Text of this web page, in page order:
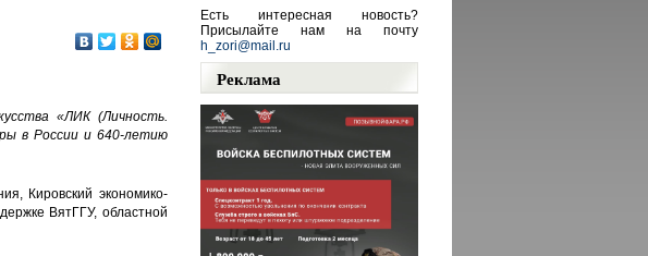
«ЛИК (Личность.
в России и 640-летию
Кировский экономико-
ВятГГУ, областной
Есть интересная новость?
Присылайте нам на почту
h_zori@mail.ru
Реклама